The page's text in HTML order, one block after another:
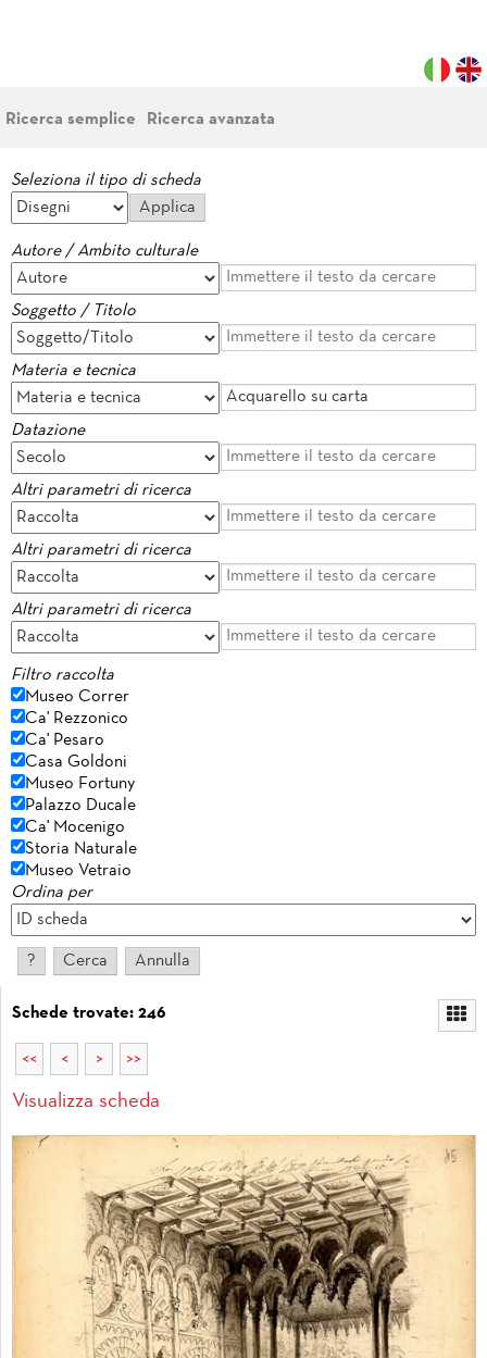
Ricerca semplice Ricerca avanzata
Seleziona il tipo di scheda
Autore / Ambito culturale
Soggetto / Titolo
Materia e tecnica
Datazione
Altri parametri di ricerca
Altri parametri di ricerca
Altri parametri di ricerca
Filtro raccolta
Museo Correr
Ca' Rezzonico
Ca' Pesaro
Casa Goldoni
Museo Fortuny
Palazzo Ducale
Ca' Mocenigo
Storia Naturale
Museo Vetraio
Ordina per
Schede trovate: 246
<< < > >>
Visualizza scheda